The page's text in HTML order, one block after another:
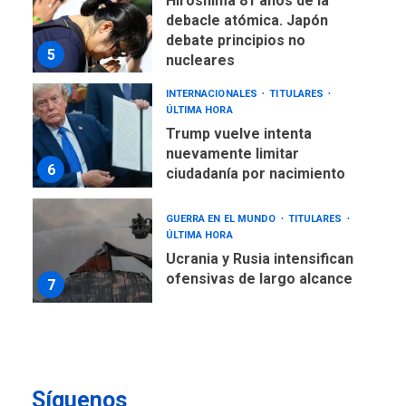
5
debacle atómica. Japón
debate principios no
nucleares
6
INTERNACIONALES
TITULARES
ÚLTIMA HORA
Trump vuelve intenta
nuevamente limitar
ciudadanía por nacimiento
7
GUERRA EN EL MUNDO
TITULARES
ÚLTIMA HORA
Ucrania y Rusia intensifican
ofensivas de largo alcance
Síguenos